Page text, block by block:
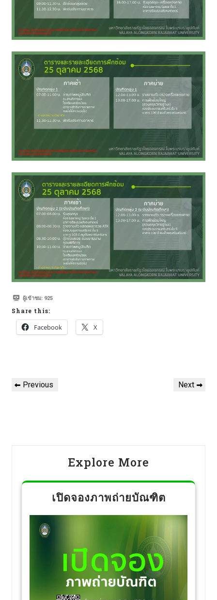
ผู้เข้าชม: 925
Share this:
Facebook X
Previous Next
Explore More
เปิดจองภาพถ่ายบัณฑิต